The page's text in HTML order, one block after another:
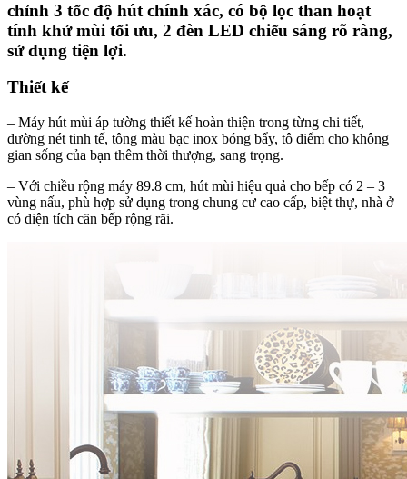
chỉnh 3 tốc độ hút chính xác, có bộ lọc than hoạt
tính khử mùi tối ưu, 2 đèn LED chiếu sáng rõ ràng,
sử dụng tiện lợi.
Thiết kế
– Máy hút mùi áp tường thiết kế hoàn thiện trong từng chi tiết,
đường nét tinh tế, tông màu bạc inox bóng bẩy, tô điểm cho không
gian sống của bạn thêm thời thượng, sang trọng.
– Với chiều rộng máy 89.8 cm, hút mùi hiệu quả cho bếp có 2 – 3
vùng nấu, phù hợp sử dụng trong chung cư cao cấp, biệt thự, nhà ở
có diện tích căn bếp rộng rãi.